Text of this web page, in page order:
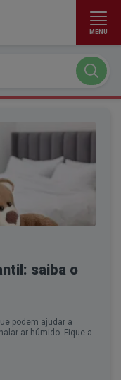
MENU
saiba o
podem ajudar a
ar húmido. Fique a